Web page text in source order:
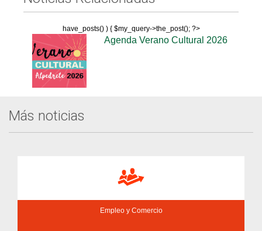
have_posts() ) { $my_query->the_post(); ?>
Agenda Verano Cultural 2026
Más noticias
Empleo y Comercio